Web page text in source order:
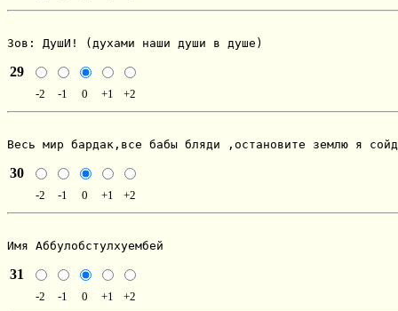
Зов: ДушИ! (духами наши души в душе)
29
-2 -1 0 +1 +2
Весь мир бардак,все бабы бляди ,остановите землю я
30
-2 -1 0 +1 +2
Имя Аббулобстулхуембей
31
-2 -1 0 +1 +2